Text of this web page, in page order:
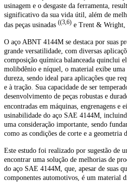
usinagem e o desgaste da ferramenta,
significativo da sua vida útil, além de
das peças usinadas ((3,6) e Trent & Wright,
O aço ABNT 4144M se destaca por suas
grande versatilidade, com diversas
composição química balanceada quinclui
molibdênio e níquel, o material exibe uma
dureza, sendo ideal para aplicações que
e à tração. Sua capacidade de ser
desenvolvimento de peças robustas e
encontradas em máquinas, engrenagens e
usinabilidade do aço SAE 4144M,
uma consideração importante, sendo
como as condições de corte e a geometria
Este estudo foi realizado por sugestão de
encontrar uma solução de melhorias de
do aço SAE 4144M, que, apesar de suas
componentes automotivos, é um material